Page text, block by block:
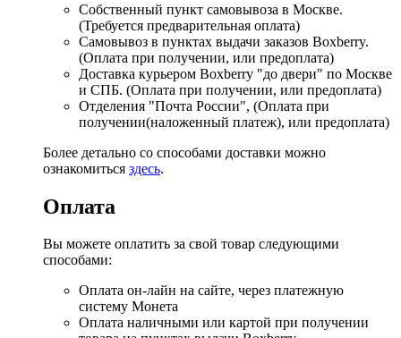
Собственный пункт самовывоза в Москве.
(Требуется предварительная оплата)
Самовывоз в пунктах выдачи заказов Boxberry.
(Оплата при получении, или предоплата)
Доставка курьером Boxberry "до двери" по Москве
и СПБ. (Оплата при получении, или предоплата)
Отделения "Почта России", (Оплата при
получении(наложенный платеж), или предоплата)
Более детально со способами доставки можно
ознакомиться здесь.
Оплата
Вы можете оплатить за свой товар следующими
способами:
Оплата он-лайн на сайте, через платежную
систему Монета
Оплата наличными или картой при получении